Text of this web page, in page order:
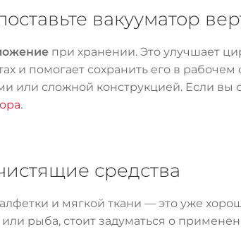
вакууматор
при хранении. Это улучшает
и помогает сохранить его в
или сложной конструкцией. Если вы
.
средства
и мягкой ткани — это уже
рыба, стоит задуматься о